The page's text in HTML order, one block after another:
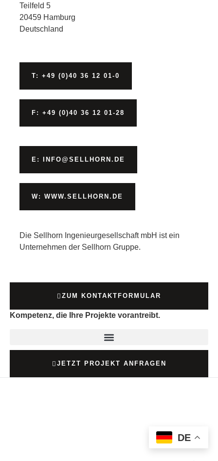
DE
Teilfeld 5
20459 Hamburg
Deutschland
T: +49 (0)40 36 12 01-0
F: +49 (0)40 36 12 01-28
E: INFO@SELLHORN.DE
W: WWW.SELLHORN.DE
Die Sellhorn Ingenieurgesellschaft mbH ist ein
Unternehmen der Sellhorn Gruppe.
ZUM KONTAKTFORMULAR
Kompetenz, die Ihre Projekte vorantreibt.
JETZT PROJEKT ANFRAGEN